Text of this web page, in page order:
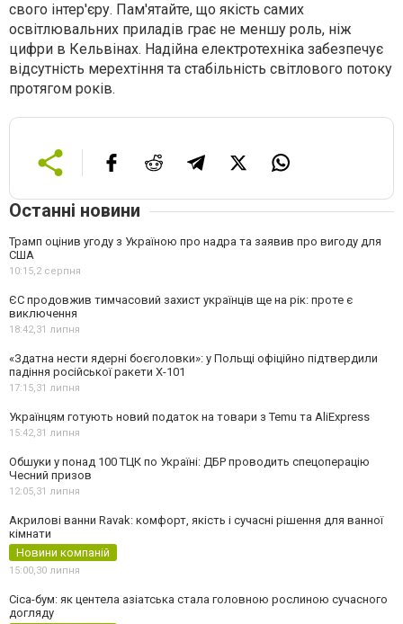
свого інтер'єру. Пам'ятайте, що якість самих
освітлювальних приладів грає не меншу роль, ніж
цифри в Кельвінах. Надійна електротехніка забезпечує
відсутність мерехтіння та стабільність світлового потоку
протягом років.
Останні новини
Трамп оцінив угоду з Україною про надра та заявив про вигоду для
США
10:15,2 серпня
ЄС продовжив тимчасовий захист українців ще на рік: проте є
виключення
18:42,31 липня
«Здатна нести ядерні боєголовки»: у Польщі офіційно підтвердили
падіння російської ракети Х-101
17:15,31 липня
Українцям готують новий податок на товари з Temu та AliExpress
15:42,31 липня
Обшуки у понад 100 ТЦК по Україні: ДБР проводить спецоперацію
Чесний призов
12:05,31 липня
Акрилові ванни Ravak: комфорт, якість і сучасні рішення для ванної
кімнати
Новини компаній
15:00,30 липня
Cica-бум: як центела азіатська стала головною рослиною сучасного
догляду